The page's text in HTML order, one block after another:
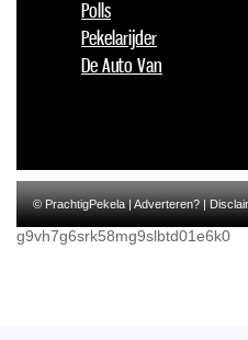
Polls
Pekelarijder
De Auto Van
© PrachtigPekela |Adverteren?|
g9vh7g6srk58mg9slbtd01e6k0